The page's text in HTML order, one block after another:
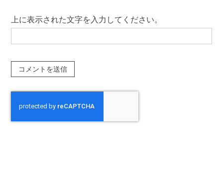
上に表示された文字を入力してください。